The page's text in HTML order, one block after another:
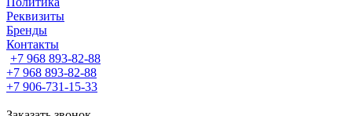
Реквизиты
Бренды
Контакты
+7 968 893-82-88
+7 968 893-82-88
+7 906-731-15-33